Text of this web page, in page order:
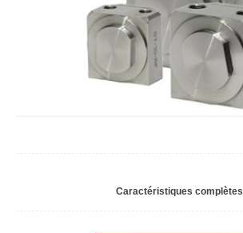
Caractéristiques complètes